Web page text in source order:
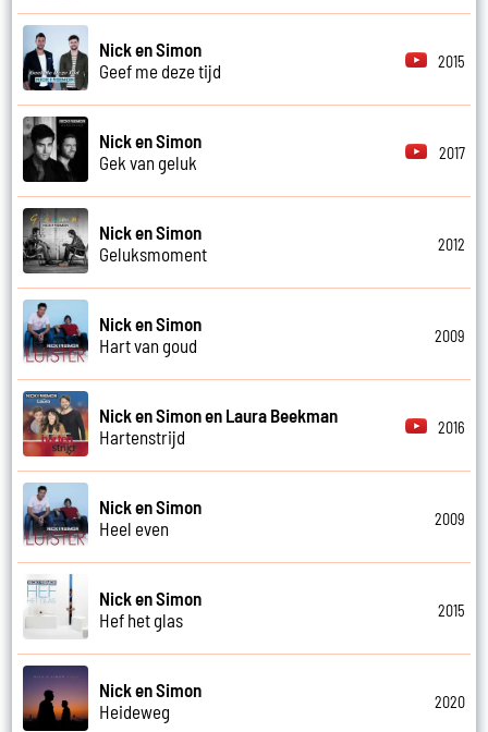
Nick en Simon
Geef me deze tijd
2015
Nick en Simon
Gek van geluk
2017
Nick en Simon
Geluksmoment
2012
Nick en Simon
Hart van goud
2009
Nick en Simon en Laura Beekman
Hartenstrijd
2016
Nick en Simon
Heel even
2009
Nick en Simon
Hef het glas
2015
Nick en Simon
Heideweg
2020